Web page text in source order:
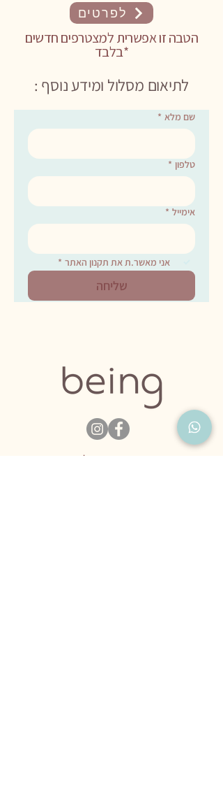
לפרטים
הטבה זו אפשרית למצטרפים חדשים
בלבד*
לתיאום מסלול ומידע נוסף :
שם מלא *
טלפון *
אימייל *
אני מאשר.ת את תקנון האתר *
שליחה
דרגו אותנו בגוגל